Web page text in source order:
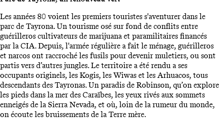
Les années 80 voient les premiers touristes s'aventurer dans le
parc de Tayrona. Un tourisme osé sur fond de conflits entre
guérilleros cultivateurs de marijuana et paramilitaires financés
par la CIA. Depuis, l'armée régulière a fait le ménage, guérilleros
et narcos ont raccroché les fusils pour devenir muletiers, ou sont
partis vers d’autres jungles. Le territoire a été rendu a ses
occupants originels, les Kogis, les Wiwas et les Arhuacos, tous
descendants des Tayronas. Un paradis de Robinson, qu’on explore
les pieds dans la mer des Caraïbes, les yeux rivés aux sommets
enneigés de la Sierra Nevada, et où, loin de la rumeur du monde,
on écoute les bruissements de la Terre mère.